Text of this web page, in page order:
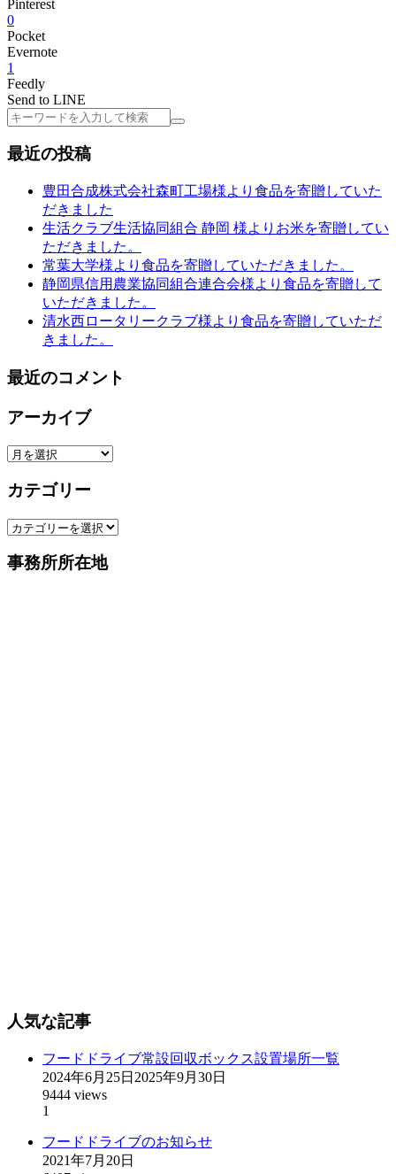
Pinterest
0
Pocket
Evernote
1
Feedly
Send to LINE
検
最近の投稿
豊田合成株式会社森町工場様より食品を寄贈していた
だきました
生活クラブ生活協同組合 静岡 様よりお米を寄贈してい
ただきました。
常葉大学様より食品を寄贈していただきました。
静岡県信用農業協同組合連合会様より食品を寄贈して
いただきました。
清水西ロータリークラブ様より食品を寄贈していただ
きました。
最近のコメント
アーカイブ
ア
カ
ブ
カテゴリー
カ
ゴ
事務所所在地
人気な記事
フードドライブ常設回収ボックス設置場所一覧
2024年6月25日 2025年9月30日
9444 views
1
フードドライブのお知らせ
2021年7月20日